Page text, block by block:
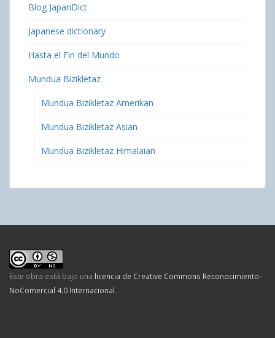
Blog JapanDict
Japanese dictionary
Hasta el Fin del Mundo
Mundua Bizikletaz
Mundua Bizikletaz Amerikan
Mundua Bizikletaz Asian
Mundua Bizikletaz Himalaian
Este obra está bajo una licencia de Creative Commons Reconocimiento-
NoComercial 4.0 Internacional.